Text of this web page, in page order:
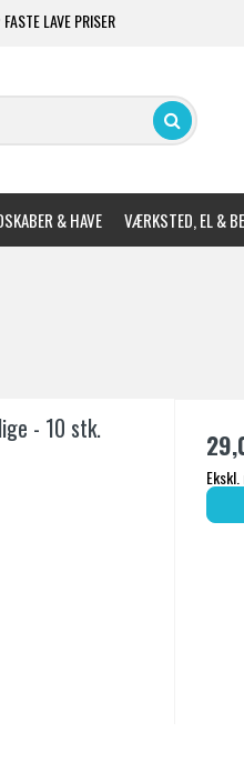
FASTE LAVE PRISER
& HAVE VÆRKSTED, EL &
- 10 stk.